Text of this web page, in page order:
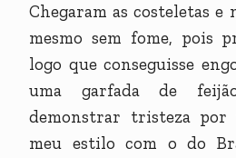
Chegaram as costeletas e
mesmo sem fome, pois
logo que conseguisse
uma garfada de
demonstrar tristeza
meu estilo com o do